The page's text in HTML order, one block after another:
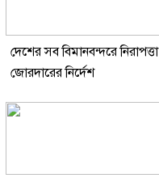
দেশের সব বিমানবন্দরে নিরাপত্তা
জোরদারের নির্দেশ